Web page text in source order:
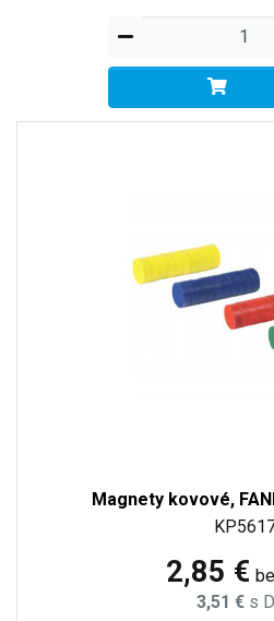
Magnety kovové,
2,85 €
3,51 € s